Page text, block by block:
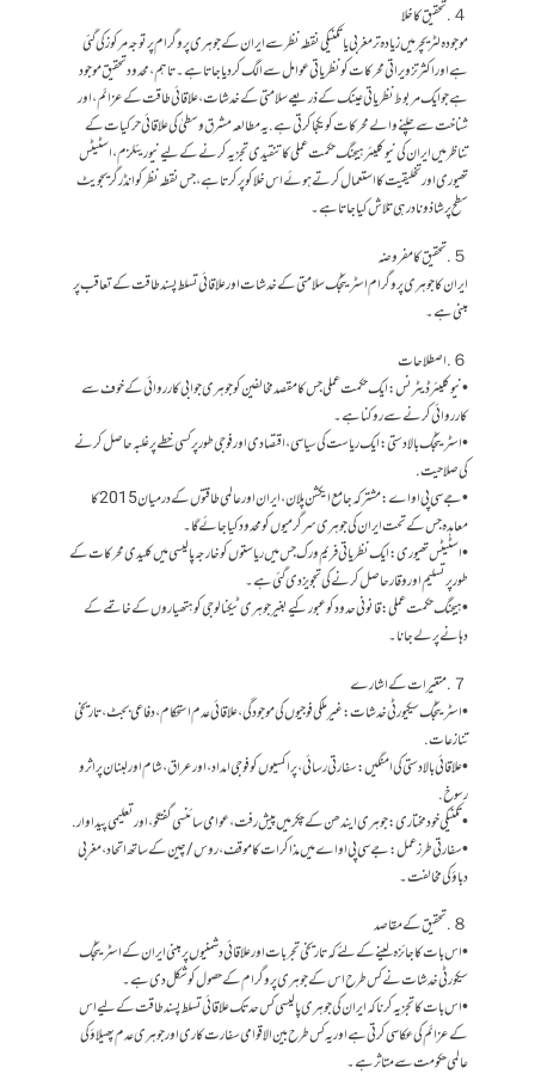
４. تحقیق کا خلا
موجودہ لٹریچر میں زیادہ تر مغربی یا تکنیکی نقطہ نظر سے ایران کے جوہری پروگرام پر توجہ مرکوز کی گئی
ہے اور اکثر تزویراتی محرکات کو نظریاتی عوامل سے الگ کر دیا جاتا ہے۔ تاہم، محدود تحقیق موجود
ہے جو ایک مربوط نظریاتی عینک کے ذریعے سلامتی کے خدشات، علاقائی طاقت کے عزائم، اور
شناخت سے چلنے والے محرکات کو یکجا کرتی ہے. یہ مطالعہ مشرق وسطیٰ کی علاقائی حرکیات کے
تناظر میں ایران کی نیوکلیئر ہیجنگ حکمت عملی کا تنقیدی تجزیہ کرنے کے لیے نیو ریئلزم، اسٹیٹس
تھیوری اور تخلیقیت کا استعمال کرتے ہوئے اس خلا کو پر کرتا ہے، جس نقطہ نظر کو انڈر گریجویٹ
سطح پر شاذ و نادر ہی تلاش کیا جاتا ہے۔
５. تحقیق کا مفروضہ
ایران کا جوہری پروگرام اسٹریٹجک سلامتی کے خدشات اور علاقائی تسلط پسند طاقت کے تعاقب پر
مبنی ہے۔
６. اصطلاحات
• نیوکلیئر ڈیٹرنس: ایک حکمت عملی جس کا مقصد مخالفین کو جوہری جوابی کارروائی کے خوف سے
کارروائی کرنے سے روکنا ہے۔
• اسٹریٹجک بالادستی: ایک ریاست کی سیاسی، اقتصادی اور فوجی طور پر کسی خطے پر غلبہ حاصل کرنے
کی صلاحیت.
• جے سی پی او اے: مشترکہ جامع ایکشن پلان، ایران اور عالمی طاقتوں کے درمیان 2015 کا
معاہدہ جس کے تحت ایران کی جوہری سرگرمیوں کو محدود کیا جائے گا۔
• اسٹیٹس تھیوری: ایک نظریاتی فریم ورک جس میں ریاستوں کو خارجہ پالیسی میں کلیدی محرکات کے
طور پر تسلیم اور وقار حاصل کرنے کی تجویز دی گئی ہے۔
• ہیجنگ حکمت عملی: قانونی حدود کو عبور کیے بغیر جوہری ٹیکنالوجی کو ہتھیاروں کے خاتمے کے
دہانے پر لے جانا۔
７. متغیرات کے اشارے
• اسٹریٹجک سیکیورٹی خدشات: غیر ملکی فوجیوں کی موجودگی، علاقائی عدم استحکام، دفاعی بجٹ، تاریخی
تنازعات.
• علاقائی بالادستی کی امنگیں: سفارتی رسائی، پراکسیوں کو فوجی امداد، اور عراق، شام اور لبنان پر اثر و
رسوخ.
• تکنیکی خودمختاری: جوہری ایندھن کے چکر میں پیش رفت، عوامی سائنسی گفتگو، اور تعلیمی پیداوار.
• سفارتی طرز عمل: جے سی پی او اے میں مذاکرات کا موقف، روس / چین کے ساتھ اتحاد، مغربی
دباؤ کی مخالفت۔
８. تحقیق کے مقاصد
• اس بات کا جائزہ لینے کے لئے کہ تاریخی تجربات اور علاقائی دشمنیوں پر مبنی ایران کے اسٹریٹجک
سیکورٹی خدشات نے کس طرح اس کے جوہری پروگرام کے حصول کو شکل دی ہے۔
• اس بات کا تجزیہ کرنا کہ ایران کی جوہری پالیسی کس حد تک علاقائی تسلط پسند طاقت کے لیے اس
کے عزائم کی عکاسی کرتی ہے اور یہ کس طرح بین الاقوامی سفارت کاری اور جوہری عدم پھیلاؤ کی
عالمی حکومت سے متاثر ہے۔